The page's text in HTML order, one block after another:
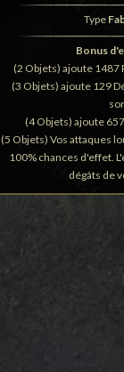
Type
Bonus
(2 Objets) ajoute
(3 Objets) ajoute 129
(4 Objets) ajoute
(5 Objets) Vos attaques
100% chances d'effet.
dégâts de